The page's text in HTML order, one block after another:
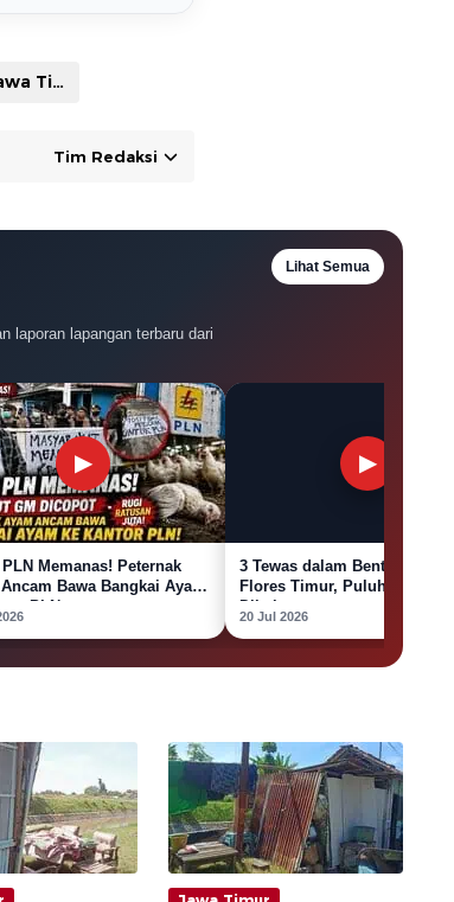
Seputar Jawa Timur
Tim Redaksi
laporan lapangan terbaru dari
Lihat Semua
▶
PLN Memanas! Peternak
Bawa Bangkai Ayam
PLN
▶
3 Tewas dalam Bentrok Warga
Flores Timur, Puluhan Rumah
Dibakar
20 Jul 2026